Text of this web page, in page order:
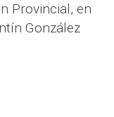
Provincial, en
González